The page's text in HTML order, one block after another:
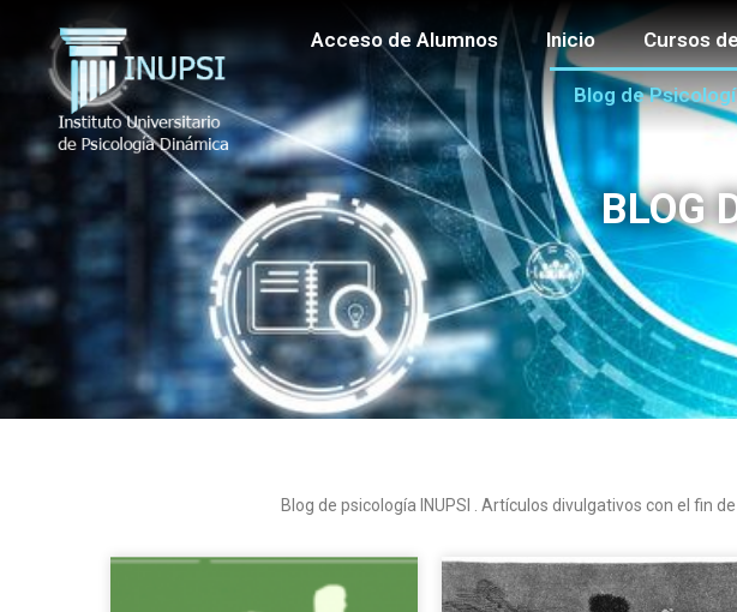
Acceso de Alumnos Inicio Cursos
Blog de
BLOG
Blog de psicología INUPSI . Artículos divulgativos con el fin